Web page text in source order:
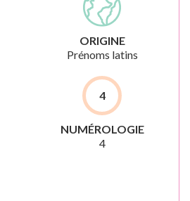
ORIGINE
Prénoms latins
4
NUMÉROLOGIE
4